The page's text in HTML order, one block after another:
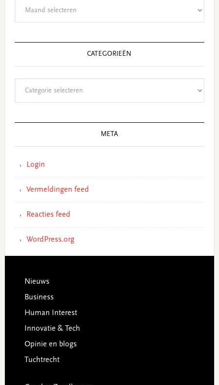
CATEGORIEËN
META
Login
Vermeldingen feed
Reacties feed
WordPress.org
Footer
Nieuws
Business
Human Interest
Innovatie & Tech
Opinie en blogs
Tuchtrecht